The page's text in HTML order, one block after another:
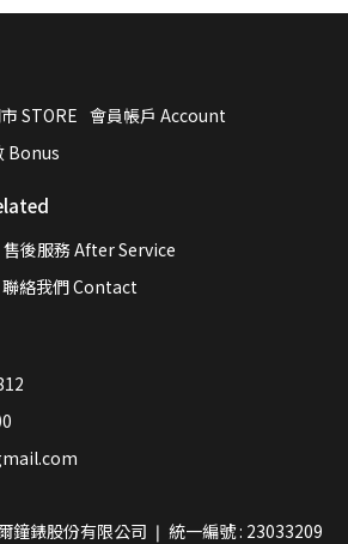
STORE 會員帳戶 Account
Bonus
售後服務 After Service
聯絡我們 Contact
鐘錶股份有限公司 ❘ 統一編號 : 23033209